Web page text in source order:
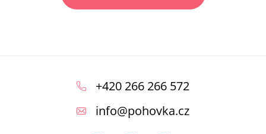
+420 266 266 572
info@pohovka.cz